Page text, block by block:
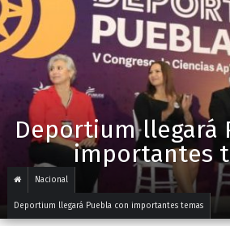
Deportium llegará
importantes
Nacional
Deportium llegará Puebla con importantes temas